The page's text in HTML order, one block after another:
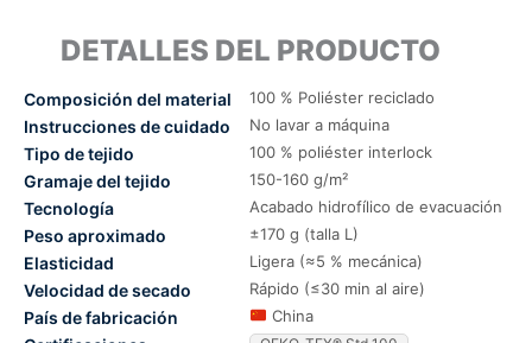
DETALLES DEL PRODUCTO
Composición del material 100 % Poliéster reciclado
Instrucciones de cuidado No lavar a máquina
Tipo de tejido 100 % poliéster interlock
Gramaje del tejido 150-160 g/m²
Tecnología Acabado hidrofílico de evacuación
Peso aproximado ±170 g (talla L)
Elasticidad Ligera (≈5 % mecánica)
Velocidad de secado Rápido (≤30 min al aire)
País de fabricación China